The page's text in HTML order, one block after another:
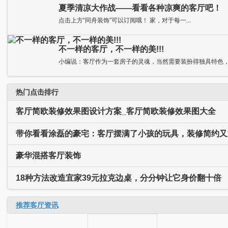
夏季清凉大作战——看看各种凉爽的客厅吧！
点击上方“同舟装饰”可以订阅哦！ 家，对于每一...
不一样的客厅，不一样的美!!!
小编说：客厅作为一套房子的灵魂，当然需要装扮得独具特色
热门点击排行
客厅简欧装修效果图设计方案_客厅简欧装修效果图大全
带你看看涂磊的豪宅：客厅摆满了小孩的玩具，装修简约
豪华混搭客厅装饰
18种方法改造宜家39元拉克边桌，分分钟让它身价翻十倍
推荐客厅资讯